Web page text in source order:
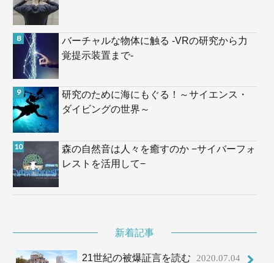
バーチャルな物体に触る -VRの研究から力
覚提示装置まで-
研究のために海にもぐる！～サイエンス・
ダイビングの世界～
森の自然音は人々を癒すのか −サイバーフォ
レストを活用して−
新着記事
21世紀の被爆証言を読む 2020.07.04